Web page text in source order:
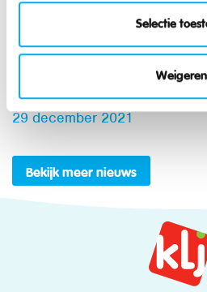
Selectie
Weigeren
100 redenen waarom
Nationaal
29 december 2021
Bekijk meer nieuws